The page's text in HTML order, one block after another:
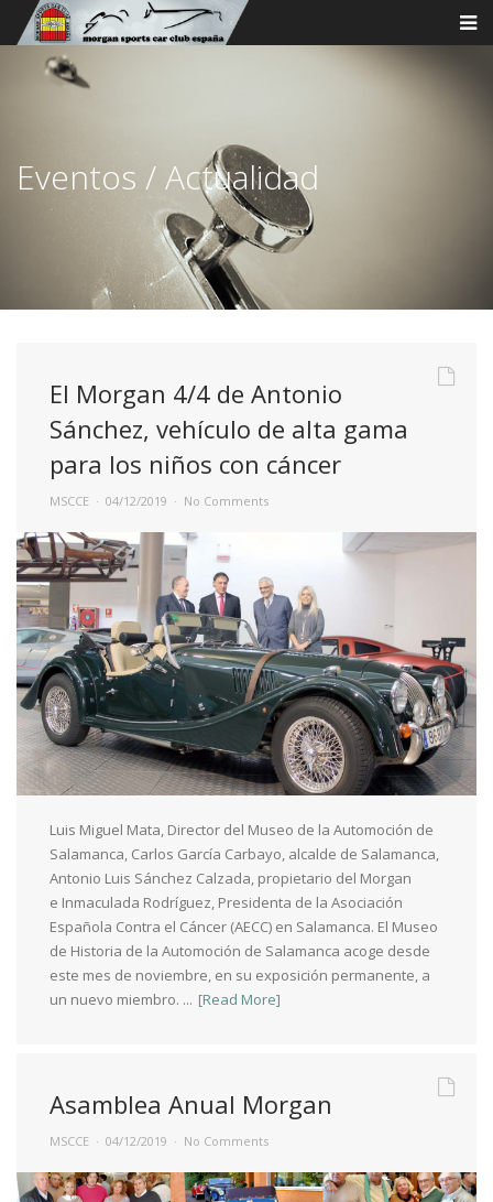
Eventos / Actualidad
El Morgan 4/4 de Antonio
Sánchez, vehículo de alta gama
para los niños con cáncer
MSCCE 04/12/2019 No Comments
Luis Miguel Mata, Director del Museo de la Automoción de
Salamanca, Carlos García Carbayo, alcalde de Salamanca,
Antonio Luis Sánchez Calzada, propietario del Morgan
e Inmaculada Rodríguez, Presidenta de la Asociación
Española Contra el Cáncer (AECC) en Salamanca. El Museo
de Historia de la Automoción de Salamanca acoge desde
este mes de noviembre, en su exposición permanente, a
un nuevo miembro. ... [Read More]
Asamblea Anual Morgan
MSCCE 04/12/2019 No Comments